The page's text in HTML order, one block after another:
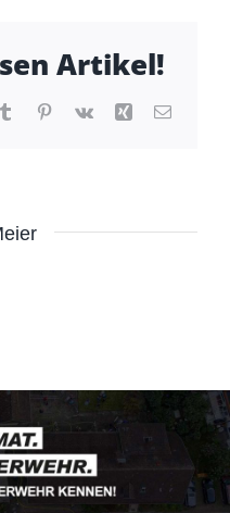
Artikel!
TumblrPinterest
Vk Xing E-